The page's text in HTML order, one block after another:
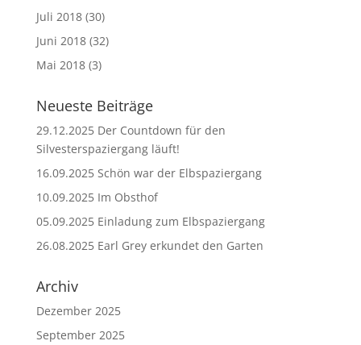
Juli 2018(30)
Juni 2018(32)
Mai 2018(3)
Neueste Beiträge
29.12.2025 Der Countdown für den
Silvesterspaziergang läuft!
16.09.2025 Schön war der Elbspaziergang
10.09.2025 Im Obsthof
05.09.2025 Einladung zum Elbspaziergang
26.08.2025 Earl Grey erkundet den Garten
Archiv
Dezember 2025
September 2025